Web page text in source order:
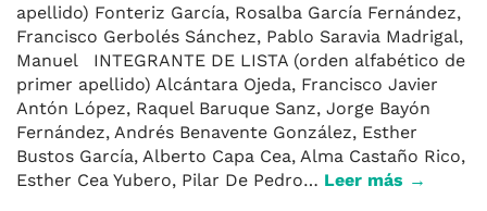
apellido) Fonteriz García, Rosalba García Fernández,
Francisco Gerbolés Sánchez, Pablo Saravia Madrigal,
Manuel INTEGRANTE DE LISTA (orden alfabético de
primer apellido) Alcántara Ojeda, Francisco Javier
Antón López, Raquel Baruque Sanz, Jorge Bayón
Fernández, Andrés Benavente González, Esther
Bustos García, Alberto Capa Cea, Alma Castaño Rico,
Esther Cea Yubero, Pilar De Pedro… Leer más →